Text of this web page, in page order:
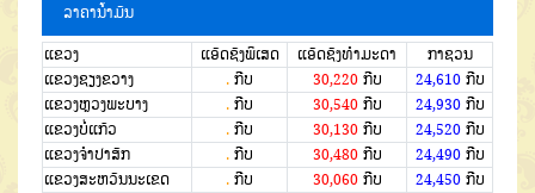
ລາຄານໍ້າມັນ
ແຂວງ ແອັດຊັງພິເສດ ແອັດຊັງທຳມະດາ
ກາຊວນ
ແຂວງຊຽງຂວາງ
. ກີບ 30,220ກີບ 24,610ກີບ
ແຂວງຫຼວງພະບາງ
. ກີບ 30,540ກີບ 24,930ກີບ
ແຂວງບໍ່ແກ້ວ
. ກີບ 30,130ກີບ 24,520ກີບ
ແຂວງຈໍາປາສັກ
. ກີບ 30,480ກີບ 24,490ກີບ
ແຂວງສະຫວັນນະເຂດ
. ກີບ 30,060ກີບ 24,450ກີບ